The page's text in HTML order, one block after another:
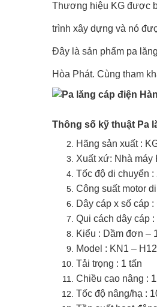
Thương hiệu KG được
trình xây dựng và nó
Đây là sản phẩm pa
Hòa Phát. Cùng tham
Thông số kỹ thuật Pa
Hãng sản xuất :
Xuất xứ: Nhà máy
Tốc độ di chuyển :
Công suất motor
Dây cáp x số cáp
Qui cách dây cáp :
Kiểu : Dầm đơn –
Model : KN1 –
Tải trọng : 1 tấn
Chiều cao nâng :
Tốc độ nâng/hạ :